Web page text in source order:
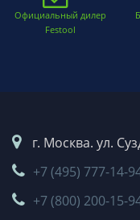
Официальный дилер
Festool
г. Москва. ул.
+7 (495) 777-14-
+7 (800) 200-15-